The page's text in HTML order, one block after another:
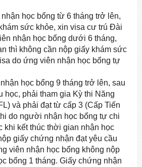
học bổng từ 6 tháng trở lên,
sức khỏe, xin visa cư trú Đài
nhận học bổng dưới 6 tháng,
thì không cần nộp giấy khám sức
do ứng viên nhận học bổng tự
học bổng 9 tháng trở lên, sau
học, phải tham gia Kỳ thi Năng
và phải đạt từ cấp 3 (Cấp Tiến
do người nhận học bổng tự chi
khi kết thúc thời gian nhận học
giấy chứng nhận đạt yêu cầu
viên nhận học bổng không nộp
bổng 1 tháng. Giấy chứng nhận